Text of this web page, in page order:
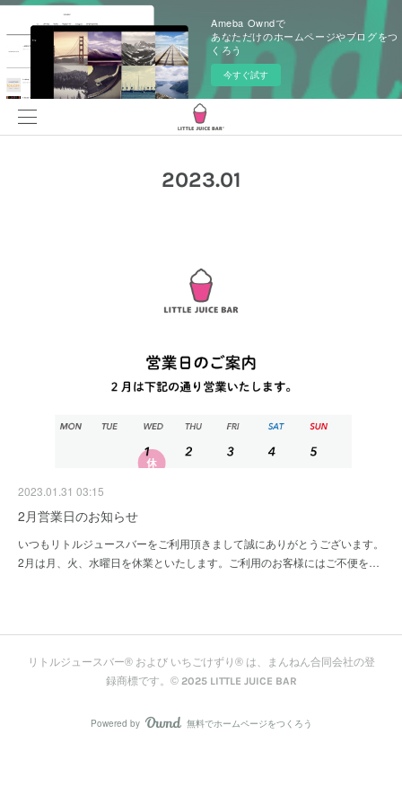
Ameba Owndで
あなただけのホームページやブログをつ
くろう
今すぐ試す
2023.01
2023.01.31 03:15
2月営業日のお知らせ
いつもリトルジュースバーをご利用頂きまして誠にありがとうございます。
2月は月、火、水曜日を休業といたします。ご利用のお客様にはご不便を…
リトルジュースバー® および いちごけずり® は、まんねん合同会社の登
録商標です。© 2025 LITTLE JUICE BAR
Powered by AmebaOwnd
無料でホームページをつくろう